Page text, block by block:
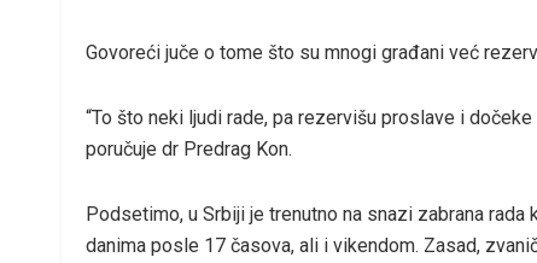
Govoreći juče o tome što su mnogi građani već
“To što neki ljudi rade, pa rezervišu proslave i
poručuje dr Predrag Kon.
Podsetimo, u Srbiji je trenutno na snazi zabrana
danima posle 17 časova, ali i vikendom. Zasad,